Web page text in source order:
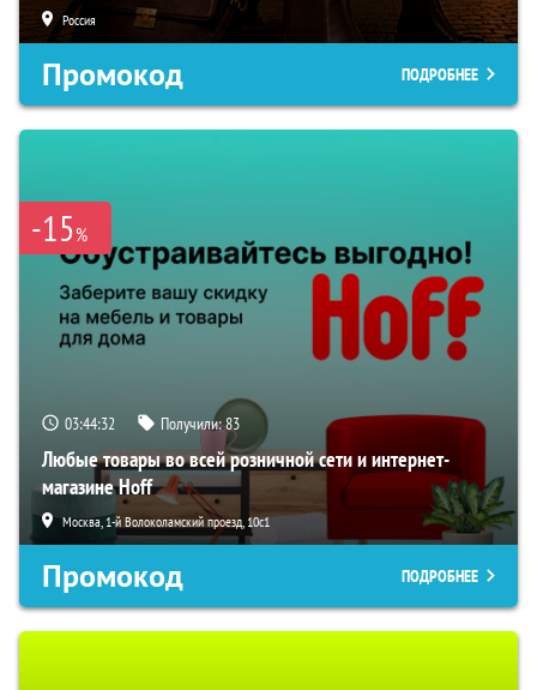
Россия
Промокод ПОДРОБНЕЕ
-15%
03:44:31 Получили:83
Любые товары во всей розничной сети и интернет-
магазине Hoff
Москва, 1-й Волоколамский проезд, 10с1
Промокод ПОДРОБНЕЕ